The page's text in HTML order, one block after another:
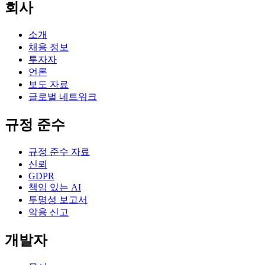
회사
소개
채용 정보
투자자
언론
보도 자료
글로벌 네트워크
규정 준수
규정 준수 자료
신뢰
GDPR
책임 있는 AI
투명성 보고서
악용 신고
개발자